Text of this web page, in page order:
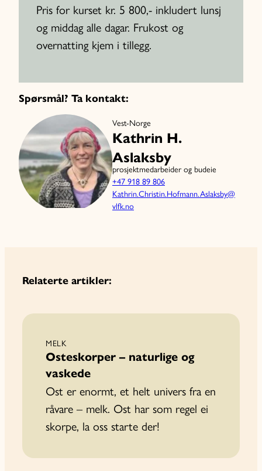
Pris for kurset kr. 5 800,- inkludert lunsj
og middag alle dagar. Frukost og
overnatting kjem i tillegg.
Spørsmål? Ta kontakt:
Vest-Norge
Kathrin H.
Aslaksby
prosjektmedarbeider og budeie
+47 918 89 806
Kathrin.Christin.Hofmann.Aslaksby@
vlfk.no
Relaterte artikler:
MELK
Osteskorper – naturlige og
vaskede
Ost er enormt, et helt univers fra en
råvare – melk. Ost har som regel ei
skorpe, la oss starte der!